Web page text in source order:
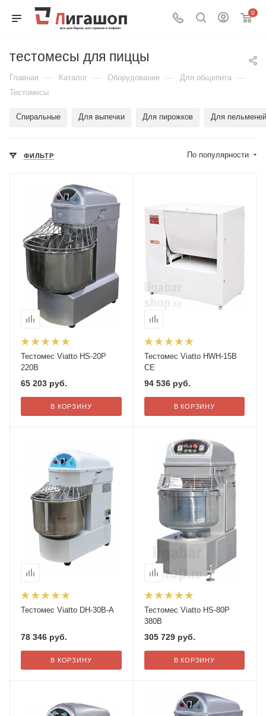
0
тестомесы для пиццы
Главная — Каталог — Оборудование — Для общепита —
Тестомесы
Спиральные Для выпечки Для пирожков Для пельменей
ФИЛЬТР По популярности
Тестомес Viatto HS-20P
220В
65 203 руб.
В КОРЗИНУ
Тестомес Viatto HWH-15B
СЕ
94 536руб.
В КОРЗИНУ
Тестомес Viatto DH-30B-A
78 346 руб.
В КОРЗИНУ
Тестомес Viatto HS-80P
380В
305 729руб.
В КОРЗИНУ